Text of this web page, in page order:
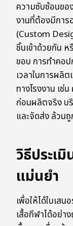
ความซับซ้อนข
งานที่ต้องมีการ
(Custom
ชิ้นเข้าด้วยกัน ห
ขอบ การทำคอ
เวลาในการผลิ
ทางโรงงาน เ
ก่อนผลิตจริง บ
และจัดส่ง ล้วน
วิธีประเ
แม่นยำ
เพื่อให้ได้ใบเส
เสื้อกีฬาได้อย่